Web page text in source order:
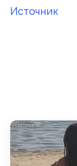
Источник